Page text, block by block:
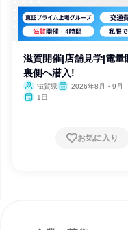
滋賀開催|店舗見学|電量
裏側へ潜入!
滋賀県
2026年8月・9月
1日
お気に入り